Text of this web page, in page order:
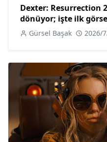
Dexter: Resurrection
dönüyor; işte ilk
Gürsel Başak 2026/